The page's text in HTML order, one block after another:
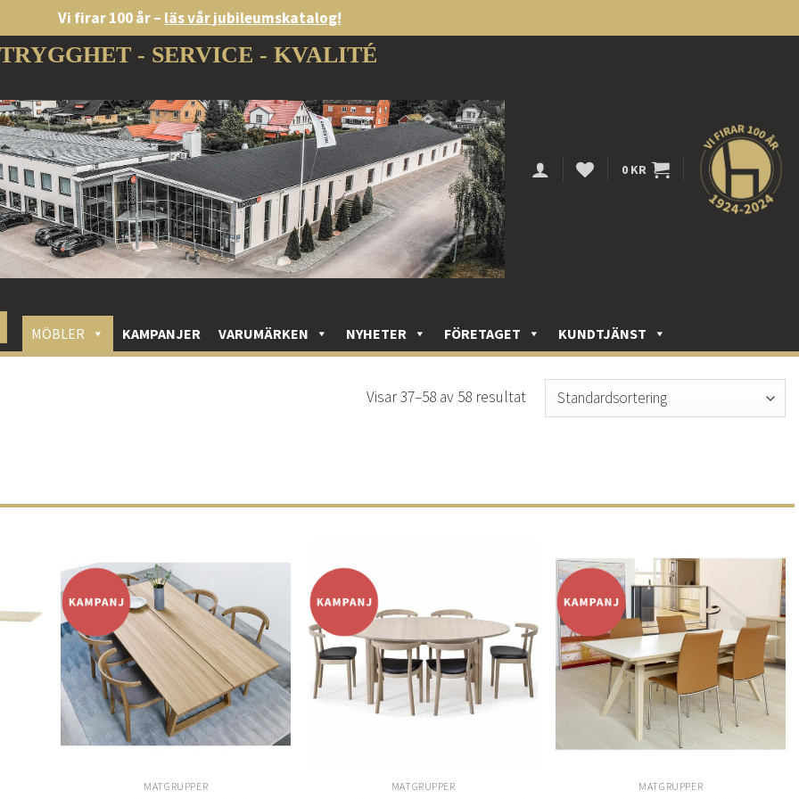
Vi firar 100 år – läs vår jubileumskatalog!
TRYGGHET - SERVICE - KVALITÉ
0 KR
MÖBLER KAMPANJER VARUMÄRKEN NYHETER FÖRETAGET KUNDTJÄNST
Visar 37–58 av 58 resultat
Lägg
i
Lägg
till i
önskelistan
MATGRUPPER
till i
önskelistan
MATGRUPPER
till i
önskelistan
MATGRUPPER